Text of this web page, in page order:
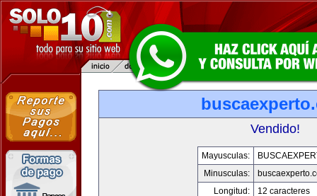
Vendido!
Mayusculas:
Minusculas:
Longitud:
12 caracteres